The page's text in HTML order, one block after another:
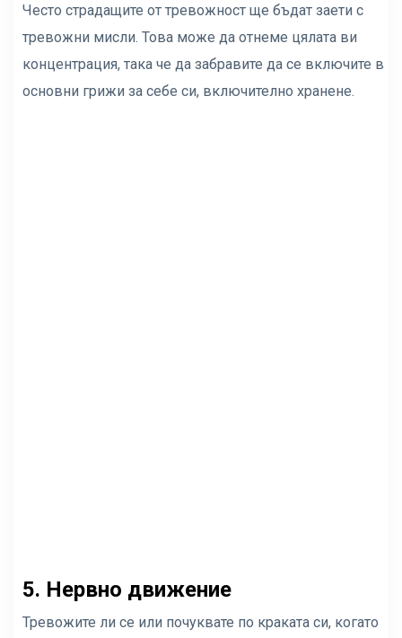
Често страдащите от тревожност ще бъдат заети с
тревожни мисли. Това може да отнеме цялата ви
концентрация, така че да забравите да се включите в
основни грижи за себе си, включително хранене.
5. Нервно движение
Тревожите ли се или почуквате по краката си, когато